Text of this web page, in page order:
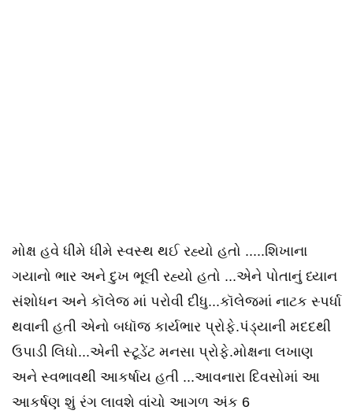
મોક્ષ હવે ધીમે ધીમે સ્વસ્થ થઈ રહ્યો હતો .....શિખાના
ગયાનો ભાર અને દુખ ભૂલી રહ્યો હતો ...એને પોતાનું ધ્યાન
સંશોધન અને કૉલેજ માં પરોવી દીધુ...કૉલેજમાં નાટક સ્પર્ધા
થવાની હતી એનો બધૉજ કાર્યભાર પ્રોફે.પંડ્યાની મદદથી
ઉપાડી લિધો...એની સ્ટૂડેંટ મનસા પ્રોફે.મોક્ષના લખાણ
અને સ્વભાવથી આકર્ષાય હતી ...આવનારા દિવસોમાં આ
આકર્ષણ શું રંગ લાવશે વાંચો આગળ અંક 6